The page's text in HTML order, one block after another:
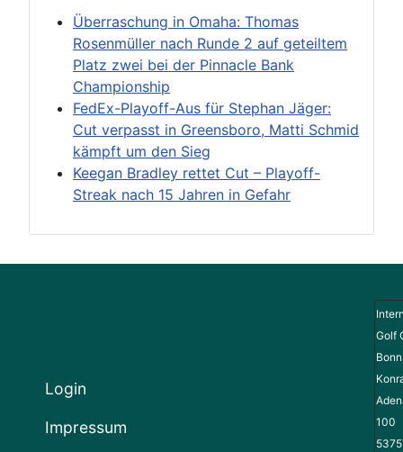
Überraschung in Omaha: Thomas
Rosenmüller nach Runde 2 auf geteiltem
Platz zwei bei der Pinnacle Bank
Championship
FedEx-Playoff-Aus für Stephan Jäger:
Cut verpasst in Greensboro, Matti Schmid
kämpft um den Sieg
Keegan Bradley rettet Cut – Playoff-
Streak nach 15 Jahren in Gefahr
Login
Impressum
Golf
100